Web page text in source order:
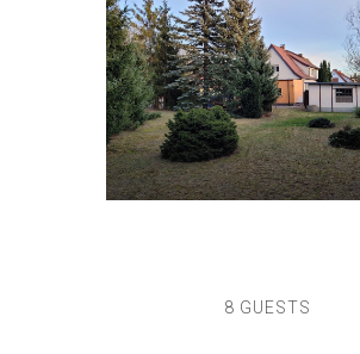
8 GUESTS